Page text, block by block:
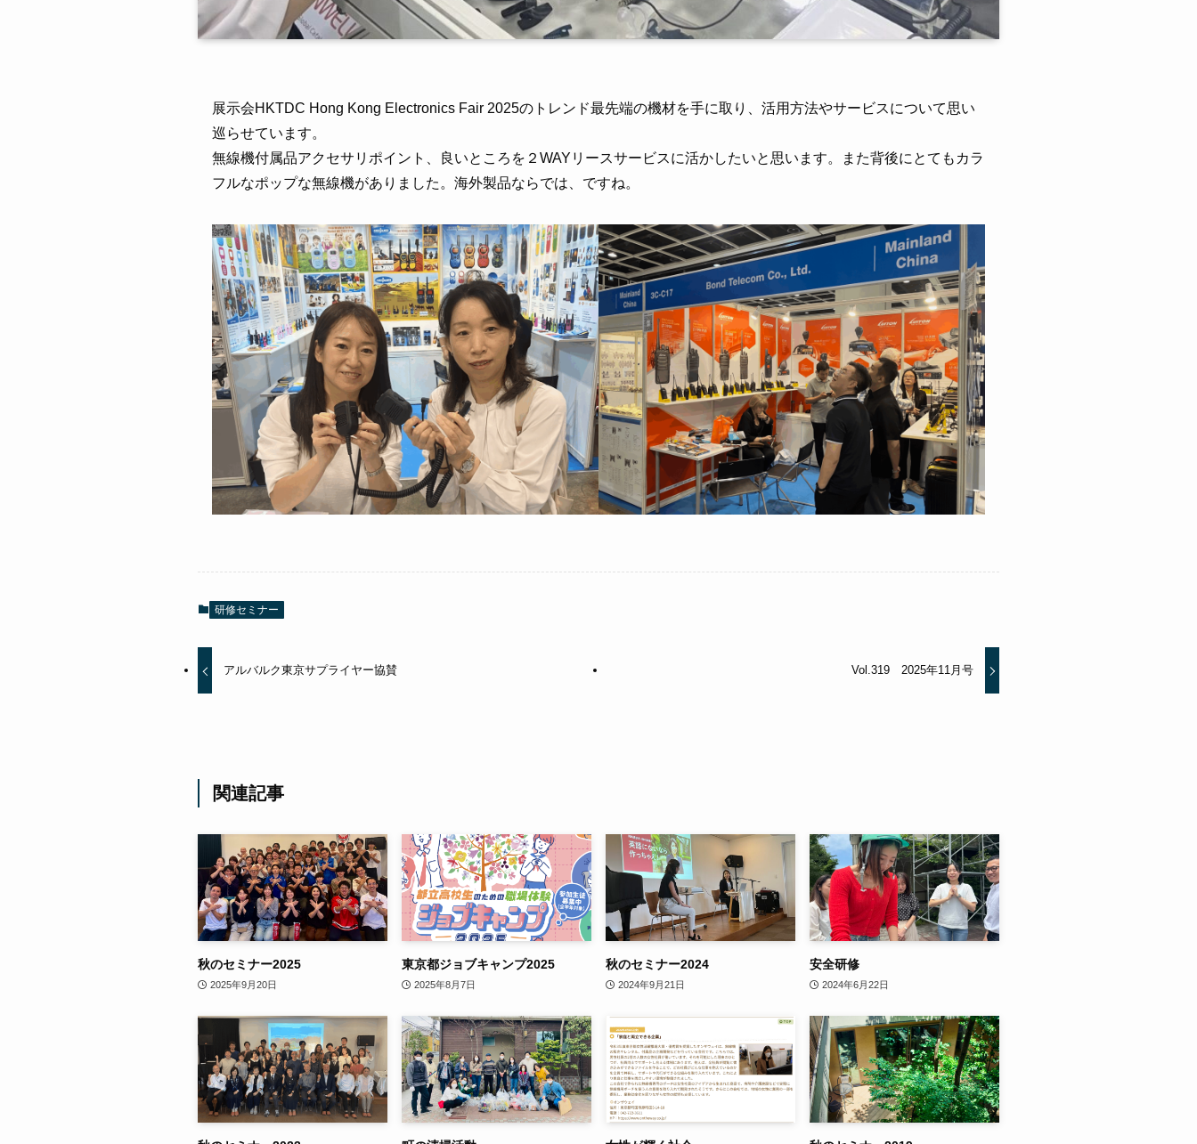
展示会HKTDC Hong Kong Electronics Fair 2025のトレンド最先端の機材を手に取り、活用方法やサービスについて思い
巡らせています。
無線機付属品アクセサリポイント、良いところを２WAYリースサービスに活かしたいと思います。また背後にとてもカラ
フルなポップな無線機がありました。海外製品ならでは、ですね。
研修セミナー
アルバルク東京サプライヤー協賛 Vol.319 2025年11月号
関連記事
秋のセミナー2025
2025年9月20日
東京都ジョブキャンプ2025
2025年8月7日
秋のセミナー2024
2024年9月21日
安全研修
2024年6月22日